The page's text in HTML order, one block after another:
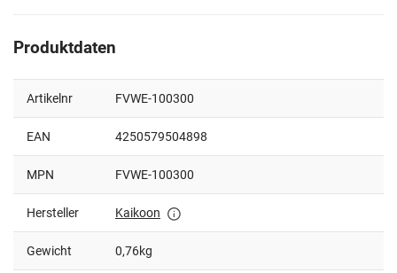
Produktdaten
Artikelnr FVWE-100300
EAN 4250579504898
MPN FVWE-100300
Hersteller Kaikoon
Gewicht 0,76kg